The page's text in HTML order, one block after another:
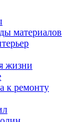
материалов
жизни
к ремонту